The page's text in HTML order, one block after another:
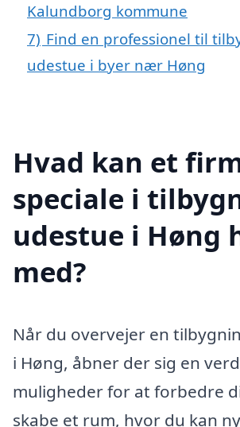
Kalundborg kommune
7) Find en professionel til
udestue i byer nær Høng
Hvad kan et
speciale i
udestue i Høng
med?
Når du overvejer en
i Høng, åbner der sig en
muligheder for at forbedre
skabe et rum, hvor du kan